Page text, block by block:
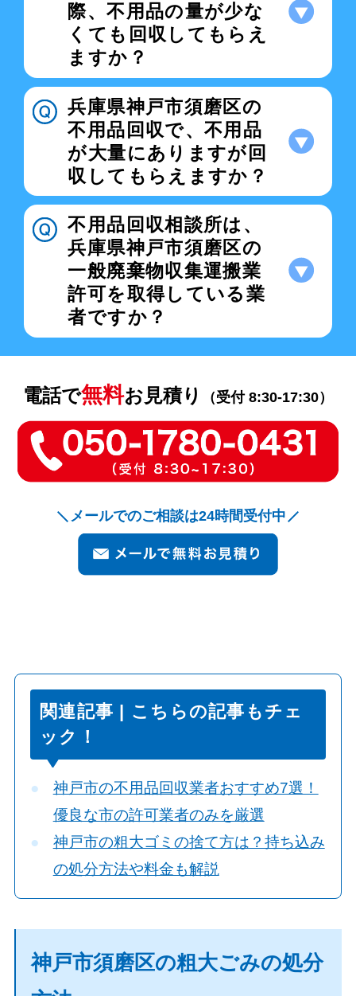
際、不用品の量が少な
くても回収してもらえ
ますか？
兵庫県神戸市須磨区の
不用品回収で、不用品
が大量にありますが回
収してもらえますか？
不用品回収相談所は、
兵庫県神戸市須磨区の
一般廃棄物収集運搬業
許可を取得している業
者ですか？
電話で無料お見積り （受付 8:30-17:30）
メールでのご相談は24時間受付中
関連記事 | こちらの記事もチェ
ック！
神戸市の不用品回収業者おすすめ7選！
優良な市の許可業者のみを厳選
神戸市の粗大ゴミの捨て方は？持ち込み
の処分方法や料金も解説
神戸市須磨区の粗大ごみの処分